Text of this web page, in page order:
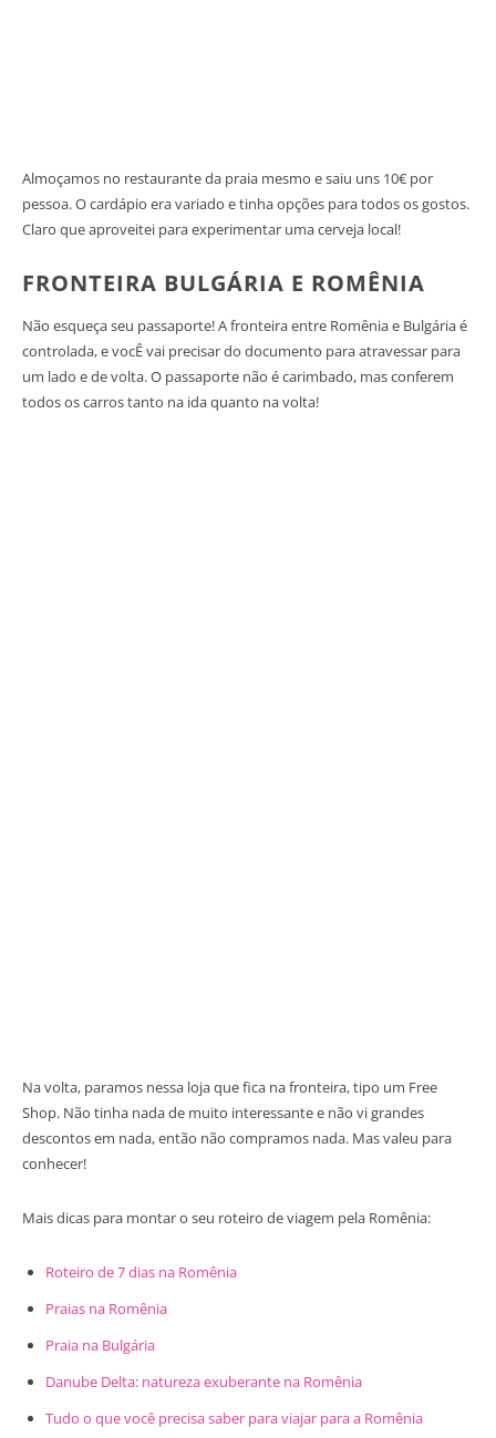
Almoçamos no restaurante da praia mesmo e saiu uns 10€ por
pessoa. O cardápio era variado e tinha opções para todos os gostos.
Claro que aproveitei para experimentar uma cerveja local!
FRONTEIRA BULGÁRIA E ROMÊNIA
Não esqueça seu passaporte! A fronteira entre Romênia e Bulgária é
controlada, e vocÊ vai precisar do documento para atravessar para
um lado e de volta. O passaporte não é carimbado, mas conferem
todos os carros tanto na ida quanto na volta!
Na volta, paramos nessa loja que fica na fronteira, tipo um Free
Shop. Não tinha nada de muito interessante e não vi grandes
descontos em nada, então não compramos nada. Mas valeu para
conhecer!
Mais dicas para montar o seu roteiro de viagem pela Romênia:
Roteiro de 7 dias na Romênia
Praias na Romênia
Praia na Bulgária
Danube Delta: natureza exuberante na Romênia
Tudo o que você precisa saber para viajar para a Romênia